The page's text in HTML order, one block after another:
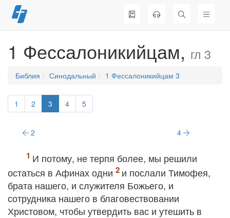
Перейти
к
1 Фессалоникийцам, гл 3
Библия Синодальный 1 Фессалоникийцам 3
1 2 3 4 5
2 4
И потому, не терпя более, мы решили
остаться в Афинах одни
и послали Тимофея,
брата нашего, и служителя Божьего, и
сотрудника нашего в благовествовании
Христовом, чтобы утвердить вас и утешить в